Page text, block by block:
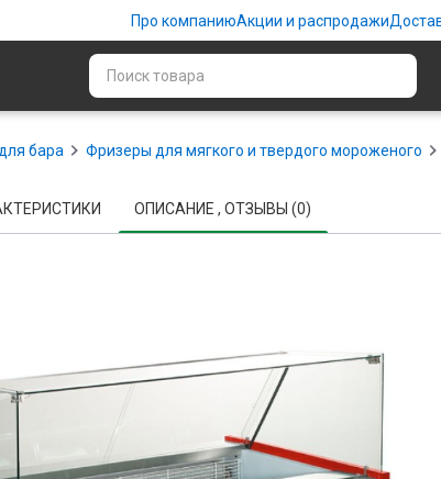
Про компаниюАкции и распродажи
бара Фризеры для мягкого и твердого мороженого
ОПИСАНИЕ , ОТЗЫВЫ (0)